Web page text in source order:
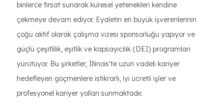
binlerce fırsat sunarak küresel yetenekleri kendine
çekmeye devam ediyor. Eyaletin en büyük işverenlerinin
çoğu aktif olarak çalışma vizesi sponsorluğu yapıyor ve
güçlü çeşitlilik, eşitlik ve kapsayıcılık (DEI) programları
yürütüyor. Bu şirketler, Illinois'te uzun vadeli kariyer
hedefleyen göçmenlere istikrarlı, iyi ücretli işler ve
profesyonel kariyer yolları sunmaktadır.